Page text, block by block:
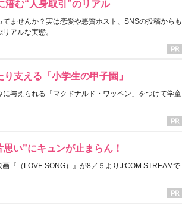
潜む“人身取引”のリアル
てませんか？実は恋愛や悪質ホスト、SNSの投稿からも
アルな実態。
支える「小学生の甲子園」
与えられる「マクドナルド・ワッペン」をつけて学童
い”にキュンが止まらん！
『（LOVE SONG）』が8／５よりJ:COM STREAMで